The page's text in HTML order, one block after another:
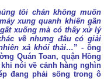
tôi chán không muốn
xung quanh khiến gần
xuống mà có thấy xử lý
về nhưng đâu có giải
xả khói thải…” - ông
Quán Toan, quận Hồng
nói về cảnh hàng nghìn
đang phải sống trong ô